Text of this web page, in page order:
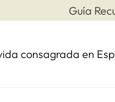
Guía
consagrada en